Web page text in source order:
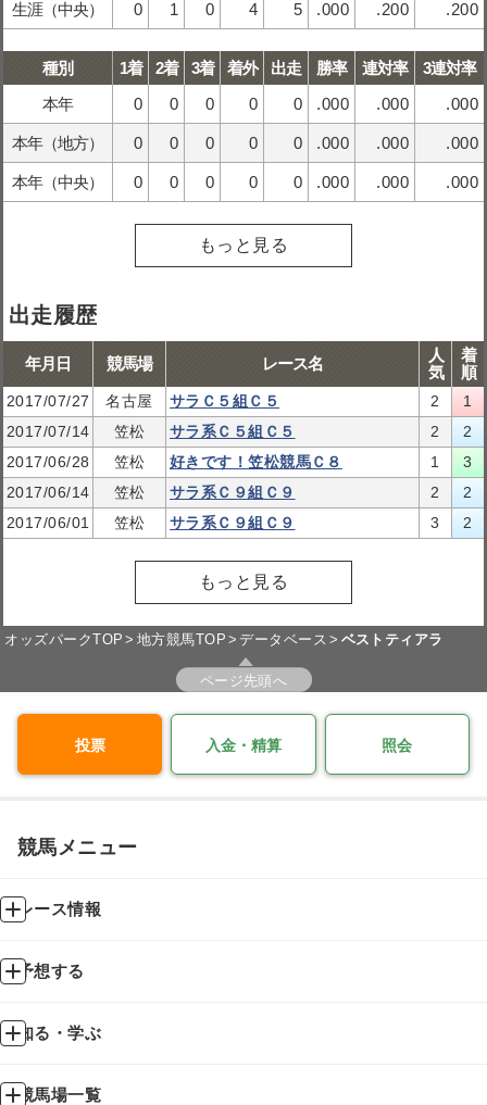
生涯（中央） 0 1 0 4 5 .000 .200 .200
種別 1着 2着 3着 着外 出走 勝率 連対率
3連対率
本年
0 0 0 0 0 .000 .000 .000
本年（地方） 0 0 0 0 0 .000 .000 .000
本年（中央） 0 0 0 0 0 .000 .000 .000
もっと見る
出走履歴
年月日 競馬場 レース名
人
気
着
順
2017/07/27 名古屋 サラＣ５組Ｃ５ 2
1
2017/07/14
笠松 サラ系Ｃ５組Ｃ５ 2
2
2017/06/28
笠松 好きです！笠松競馬Ｃ８ 1
3
2017/06/14
笠松 サラ系Ｃ９組Ｃ９ 2
2
2017/06/01
笠松 サラ系Ｃ９組Ｃ９ 3 2
もっと見る
オッズパークTOP 地方競馬TOP データベース ベストティアラ
ページ先頭へ
投票 入金・精算 照会
競馬メニュー
レース情報
予想する
知る・学ぶ
競馬場一覧